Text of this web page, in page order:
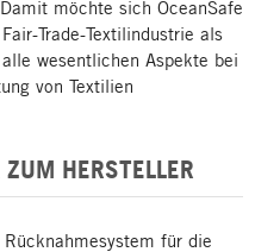
möchte sich OceanSafe
Trade-Textilindustrie als
wesentlichen Aspekte bei
von Textilien
HERSTELLER
für die